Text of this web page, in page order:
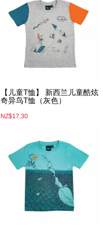
【儿童T恤】 新西兰儿童酷炫
奇异鸟T恤（灰色）
NZ$17.30